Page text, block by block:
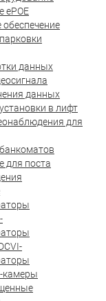
ePOE
данных
данных
в лифт
для
для поста
камеры